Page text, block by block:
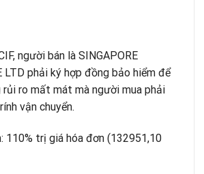
người bán là SINGAPORE
LTD phải ký hợp đồng bảo hiểm để
rủi ro mất mát mà người mua phải
vận chuyển.
110% trị giá hóa đơn (132951,10